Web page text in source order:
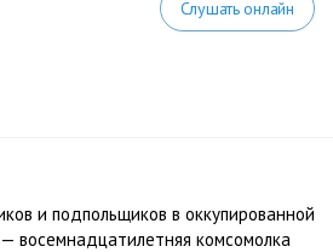
Слушать онлайн
и подпольщиков в оккупированной
восемнадцатилетняя комсомолка